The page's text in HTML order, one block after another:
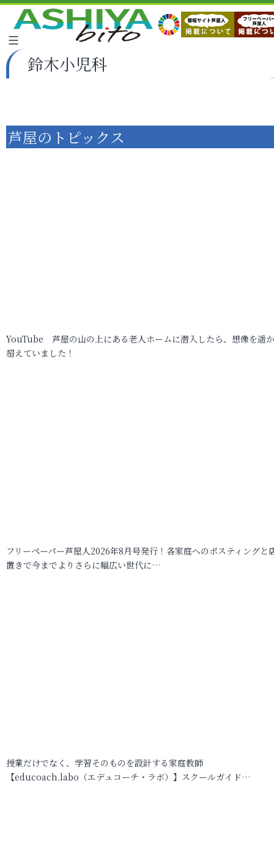
鈴木小児科
芦屋のトピックス
YouTube 芦屋の山の上にある老人ホームに潜入したら、想像を遥
超えていました！
フリーペーパー芦屋人2026年8月号発行！各家庭へのポスティングと
置きで今までよりさらに幅広い世代に…
授業だけでなく、学習そのものを設計する家庭教師
【educoach.labo（エデュコーチ・ラボ）】スクールガイド…